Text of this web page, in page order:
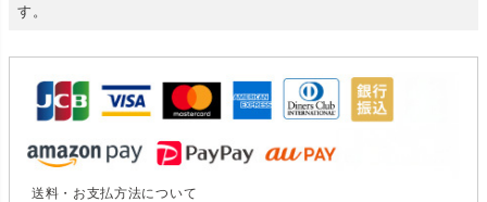
す。
送料・お支払方法について